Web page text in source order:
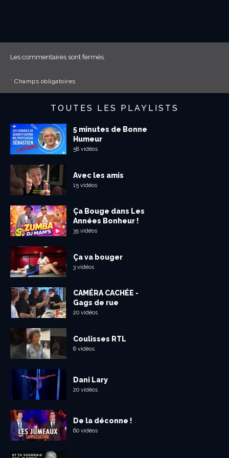
Les commentaires sont fermés.
* Champs obligatoires
TOUTES LES PLAYLISTS
5 minutes de Bonne
Humeur
58 vidéos
Avec les amis
15 vidéos
Ça Bouge dans Les
Années Bonheur !
35 vidéos
Ça va bouger
3 vidéos
CAMÉRA CACHÉE -
Gags de rue
20 vidéos
Coulisses RTL
8 vidéos
Dani Lary
20 vidéos
De la déconne !
60 vidéos